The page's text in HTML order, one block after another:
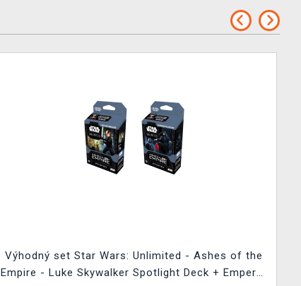
Výhodný set Star Wars: Unlimited - Ashes of the
Empire - Luke Skywalker Spotlight Deck + Emperor